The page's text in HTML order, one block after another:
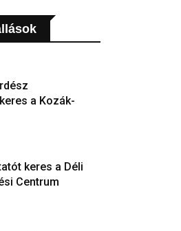
a Kozák-
keres a Déli
Centrum